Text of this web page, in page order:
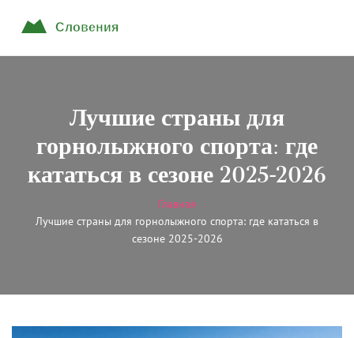
Лучшие страны для
горнолыжного спорта: где
кататься в сезоне 2025-2026
Главная
Лучшие страны для горнолыжного спорта: где кататься в
сезоне 2025-2026